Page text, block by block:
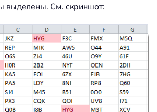
выделены. См. скриншот: